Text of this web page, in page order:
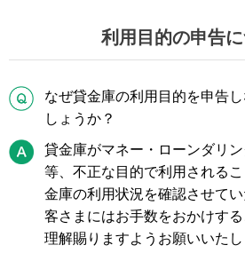
利用目的の申告
Q
なぜ貸金庫の利用目的を申告
しょうか？
A
貸金庫がマネー・ローンダリ
等、不正な目的で利用される
金庫の利用状況を確認させて
客さまにはお手数をおかけす
理解賜りますようお願いいたし